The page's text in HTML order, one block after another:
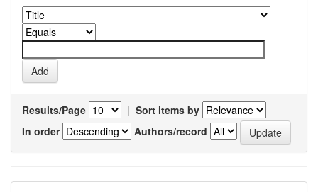
Results/Page | Sort items by
In order
Authors/record